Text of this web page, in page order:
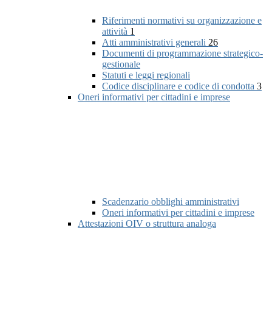
Riferimenti normativi su organizzazione e
attività 1
Atti amministrativi generali 26
Documenti di programmazione strategico-
gestionale
Statuti e leggi regionali
Codice disciplinare e codice di condotta 3
Oneri informativi per cittadini e imprese
Scadenzario obblighi amministrativi
Oneri informativi per cittadini e imprese
Attestazioni OIV o struttura analoga